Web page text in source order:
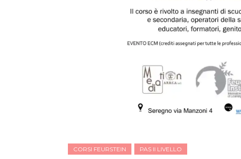
CORSI FEURSTEIN PAS II LIVELLO